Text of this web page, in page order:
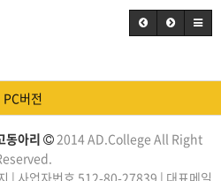
PC버전
동아리
2014 AD.College All Right
| 사업자번호 512-80-27839 | 대표메일